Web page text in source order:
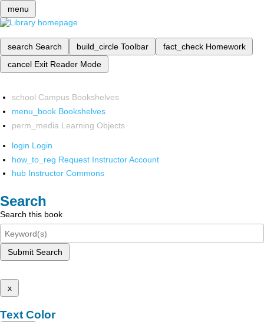
menu
search Search build_circle Toolbar fact_check Homework
cancel Exit Reader Mode
school Campus Bookshelves
menu_book Bookshelves
perm_media Learning Objects
login Login
how_to_reg Request Instructor Account
hub Instructor Commons
Search
Search this book
Submit Search
x
Text Color